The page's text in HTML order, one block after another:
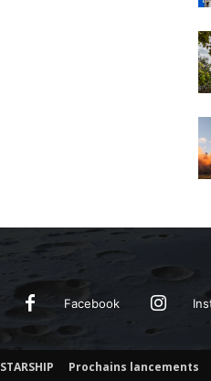
Facebook
STARSHIP Prochains lancements